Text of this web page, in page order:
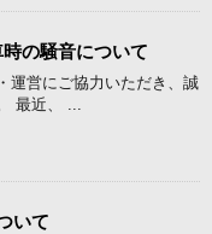
時の騒音について
運営にご協力いただき、誠
最近、 ...
いて